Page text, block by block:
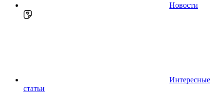
Новости
Интересные
статьи